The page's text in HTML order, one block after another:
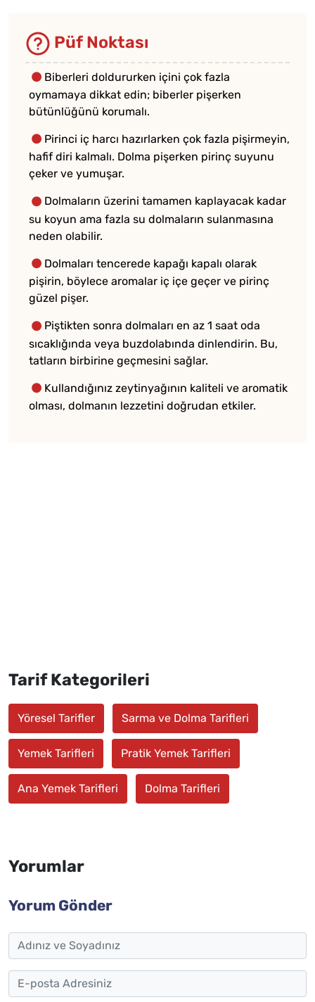
Püf Noktası
Biberleri doldururken içini çok fazla
oymamaya dikkat edin; biberler pişerken
bütünlüğünü korumalı.
Pirinci iç harcı hazırlarken çok fazla pişirmeyin,
hafif diri kalmalı. Dolma pişerken pirinç suyunu
çeker ve yumuşar.
Dolmaların üzerini tamamen kaplayacak kadar
su koyun ama fazla su dolmaların sulanmasına
neden olabilir.
Dolmaları tencerede kapağı kapalı olarak
pişirin, böylece aromalar iç içe geçer ve pirinç
güzel pişer.
Piştikten sonra dolmaları en az 1 saat oda
sıcaklığında veya buzdolabında dinlendirin. Bu,
tatların birbirine geçmesini sağlar.
Kullandığınız zeytinyağının kaliteli ve aromatik
olması, dolmanın lezzetini doğrudan etkiler.
Tarif Kategorileri
Yöresel Tarifler Sarma ve Dolma Tarifleri
Yemek Tarifleri Pratik Yemek Tarifleri
Ana Yemek Tarifleri Dolma Tarifleri
Yorumlar
Yorum Gönder